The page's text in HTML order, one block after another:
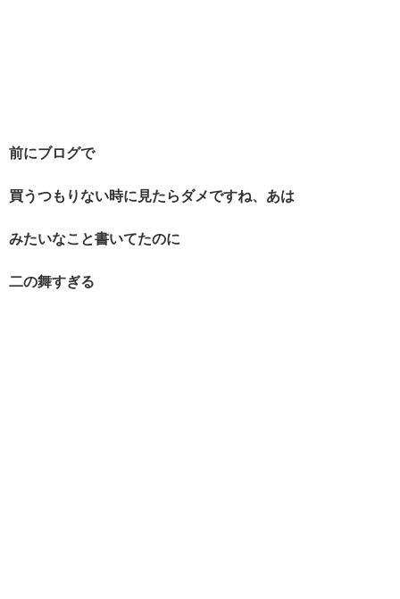
前にブログで
買うつもりない時に見たらダメですね、あは
みたいなこと書いてたのに
二の舞すぎる